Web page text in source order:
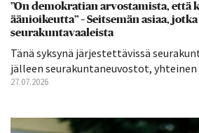
”On demokratian arvostamista, että
äänioikeutta” – Seitsemän asiaa,
seurakuntavaaleista
Tänä syksynä järjestettävissä
jälleen seurakuntaneuvostot,
27.07.2026